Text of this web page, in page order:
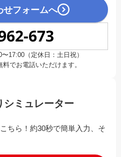
せフォームへ
673
17:00（定休日：土日祝）
でお電話いただけます。
シミュレーター
ちら！約30秒で簡単入力、そ